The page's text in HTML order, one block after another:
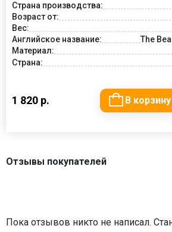
Страна производства:
Возраст от:
Вес:
Английское название:
The
Материал:
Страна:
1 820 р. В корзину
Отзывы покупателей
Пока отзывов никто не написал.